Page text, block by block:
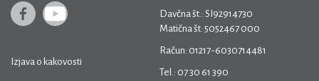
Izjava o kakovosti
Davčna št.: SI92914730
Matična št: 5052467 000
Račun: 01217-6030714481
Tel.: 07 30 61 390